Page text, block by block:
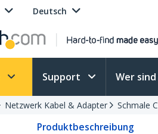
Deutsch
Support Wer
Netzwerk Kabel & Adapter Schmale
Produktbeschreibung